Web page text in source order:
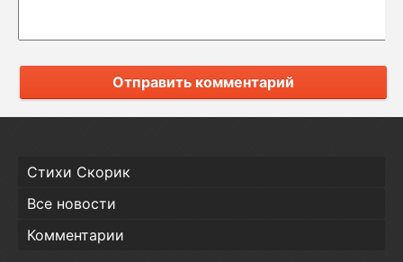
Отправить комментарий
Стихи Скорик
Все новости
Комментарии